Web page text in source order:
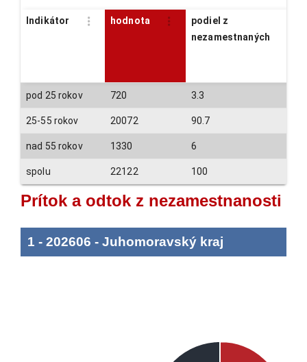
Indikátor hodnota
podiel z
nezamestnaných
pod 25 rokov 720 3.3
25-55 rokov 20072 90.7
nad 55 rokov 1330 6
spolu 22122 100
Prítok a odtok z nezamestnanosti
1 - 202606 - Juhomoravský kraj